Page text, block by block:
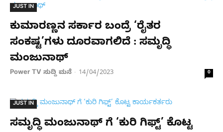
JUST IN
ಕುಮಾರಣ್ಣನ ಸರ್ಕಾರ ಬಂದ್ರೆ ‘ರೈತರ
ಸಂಕಷ್ಟ’ಗಳು ದೂರವಾಗಲಿದೆ : ಸಮೃದ್ಧಿ
ಮಂಜುನಾಥ್
Power TV ಸುದ್ದಿ ಮನೆ - 14/04/2023 0
JUST IN
ಸಮೃದ್ಧಿ ಮಂಜುನಾಥ್ ಗೆ ‘ಕುರಿ ಗಿಫ್ಟ್’ ಕೊಟ್ಟ